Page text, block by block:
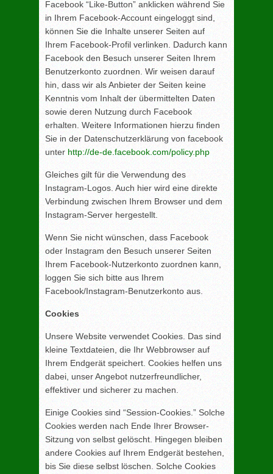
Facebook “Like-Button” anklicken während Sie
in Ihrem Facebook-Account eingeloggt sind,
können Sie die Inhalte unserer Seiten auf
Ihrem Facebook-Profil verlinken. Dadurch kann
Facebook den Besuch unserer Seiten Ihrem
Benutzerkonto zuordnen. Wir weisen darauf
hin, dass wir als Anbieter der Seiten keine
Kenntnis vom Inhalt der übermittelten Daten
sowie deren Nutzung durch Facebook
erhalten. Weitere Informationen hierzu finden
Sie in der Datenschutzerklärung von facebook
unter http://de-de.facebook.com/policy.php
Gleiches gilt für die Verwendung des
Instagram-Logos. Auch hier wird eine direkte
Verbindung zwischen Ihrem Browser und dem
Instagram-Server hergestellt.
Wenn Sie nicht wünschen, dass Facebook
oder Instagram den Besuch unserer Seiten
Ihrem Facebook-Nutzerkonto zuordnen kann,
loggen Sie sich bitte aus Ihrem
Facebook/Instagram-Benutzerkonto aus.
Cookies
Unsere Website verwendet Cookies. Das sind
kleine Textdateien, die Ihr Webbrowser auf
Ihrem Endgerät speichert. Cookies helfen uns
dabei, unser Angebot nutzerfreundlicher,
effektiver und sicherer zu machen.
Einige Cookies sind “Session-Cookies.” Solche
Cookies werden nach Ende Ihrer Browser-
Sitzung von selbst gelöscht. Hingegen bleiben
andere Cookies auf Ihrem Endgerät bestehen,
bis Sie diese selbst löschen. Solche Cookies